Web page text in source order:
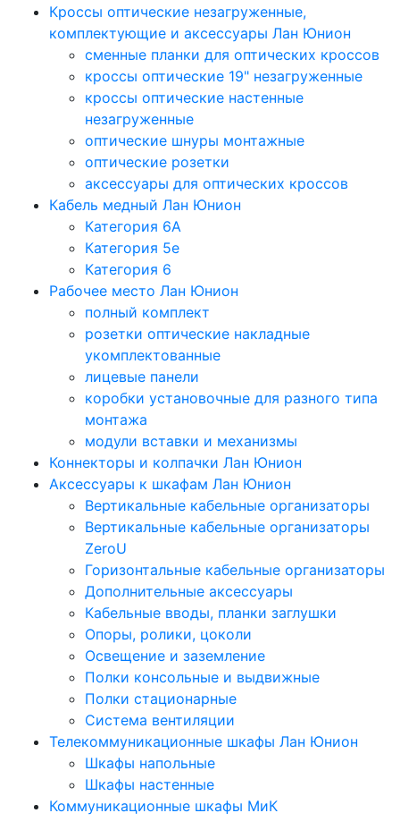
Кроссы оптические незагруженные,
комплектующие и аксессуары Лан Юнион
сменные планки для оптических кроссов
кроссы оптические 19" незагруженные
кроссы оптические настенные
незагруженные
оптические шнуры монтажные
оптические розетки
аксессуары для оптических кроссов
Кабель медный Лан Юнион
Категория 6A
Категория 5e
Категория 6
Рабочее место Лан Юнион
полный комплект
розетки оптические накладные
укомплектованные
лицевые панели
коробки установочные для разного типа
монтажа
модули вставки и механизмы
Коннекторы и колпачки Лан Юнион
Аксессуары к шкафам Лан Юнион
Вертикальные кабельные организаторы
Вертикальные кабельные организаторы
ZeroU
Горизонтальные кабельные организаторы
Дополнительные аксессуары
Кабельные вводы, планки заглушки
Опоры, ролики, цоколи
Освещение и заземление
Полки консольные и выдвижные
Полки стационарные
Система вентиляции
Телекоммуникационные шкафы Лан Юнион
Шкафы напольные
Шкафы настенные
Коммуникационные шкафы МиК